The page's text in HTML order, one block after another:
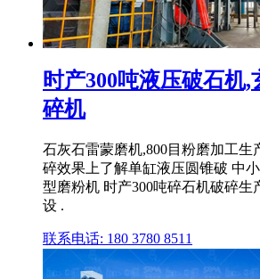
时产300吨液压破石机
碎机
石灰石雷蒙磨机,800目粉磨加工生
碎效果上了解单缸液压圆锥破 中
型磨粉机 时产300吨碎石机破碎生
设 .
联系电话: 180 3780 8511